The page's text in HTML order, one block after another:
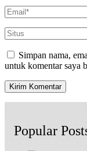
Simpan nama,
untuk komentar saya
Popular